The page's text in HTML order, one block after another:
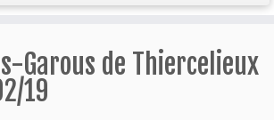
Garous de Thiercelieux
19